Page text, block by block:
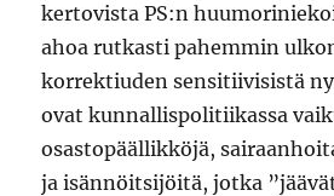
kertovista PS:n
ahoa rutkasti pahemmin
korrektiuden sensitiivisistä
ovat kunnallispolitiikassa
osastopäällikköjä,
ja isännöitsijöitä, jotka